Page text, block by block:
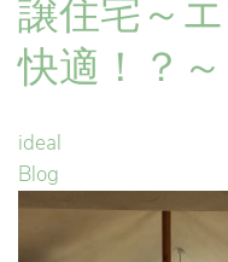
快適！？～
ideal
Blog